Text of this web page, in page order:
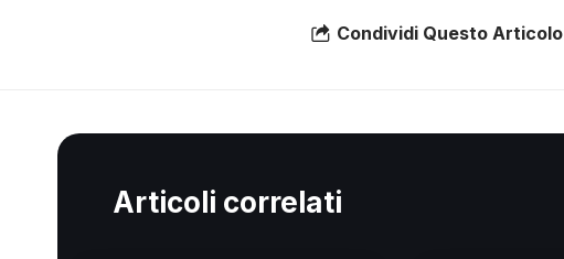
Condividi Questo Articolo
Articoli correlati